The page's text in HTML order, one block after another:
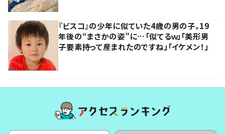
『ビスコ』の少年に似ていた4歳の男の子。19
年後の“まさかの姿”に…「似てるｗ」「美形男
子要素持って産まれたのですね」「イケメン！」